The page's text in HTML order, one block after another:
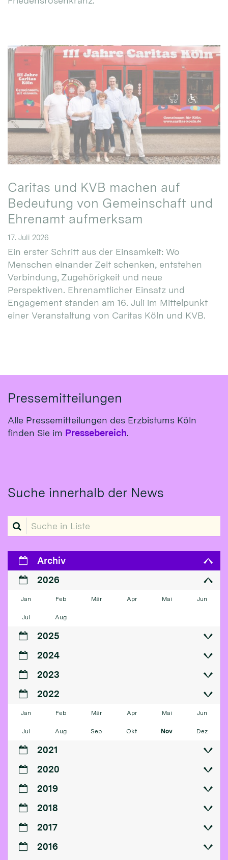
Caritas und KVB machen auf
Bedeutung von Gemeinschaft und
Ehrenamt aufmerksam
17. Juli 2026
Ein erster Schritt aus der Einsamkeit: Wo
Menschen einander Zeit schenken, entstehen
Verbindung, Zugehörigkeit und neue
Perspektiven. Ehrenamtlicher Einsatz und
Engagement standen am 16. Juli im Mittelpunkt
einer Veranstaltung von Caritas Köln und KVB.
Pressemitteilungen
Alle Pressemitteilungen des Erzbistums Köln
finden Sie im Pressebereich.
Suche innerhalb der News
Suche in Liste
Archiv
2026
Jan Feb Mär Apr Mai Jun
Jul Aug
2025
2024
2023
2022
Jan Feb Mär Apr Mai Jun
Jul Aug Sep Okt Nov Dez
2021
2020
2019
2018
2017
2016